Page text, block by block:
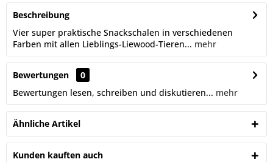
Beschreibung
Vier super praktische Snackschalen in verschiedenen
Farben mit allen Lieblings-Liewood-Tieren... mehr
Bewertungen
0
Bewertungen lesen, schreiben und diskutieren... mehr
Ähnliche Artikel
Kunden kauften auch